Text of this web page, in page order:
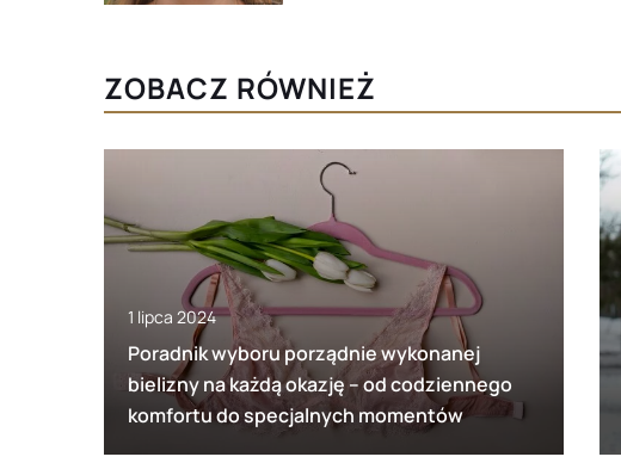
ZOBACZ RÓWNIEŻ
1 lipca 2024
Poradnik wyboru porządnie wykonanej
bielizny na każdą okazję – od codziennego
komfortu do specjalnych momentów